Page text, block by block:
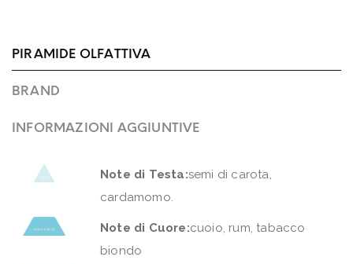
PIRAMIDE OLFATTIVA
BRAND
INFORMAZIONI AGGIUNTIVE
Note di Testa:semi di carota,
cardamomo.
Note di Cuore:cuoio, rum, tabacco
biondo